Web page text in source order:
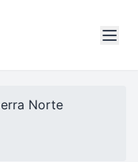
Norte